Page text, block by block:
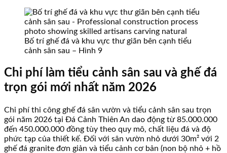
Bố trí ghế đá và khu vực thư giãn bên cạnh tiểu
cảnh sân sau – Hình 9
Chi phí làm tiểu cảnh sân sau và ghế đá
trọn gói mới nhất năm 2026
Chi phí thi công ghế đá sân vườn và tiểu cảnh sân sau trọn
gói năm 2026 tại Đá Cảnh Thiên An dao động từ 85.000.000
đến 450.000.000 đồng tùy theo quy mô, chất liệu đá và độ
phức tạp của thiết kế. Đối với sân vườn nhỏ dưới 30m² với 2
ghế đá granite đơn giản và tiểu cảnh cơ bản (non bộ nhỏ + hồ